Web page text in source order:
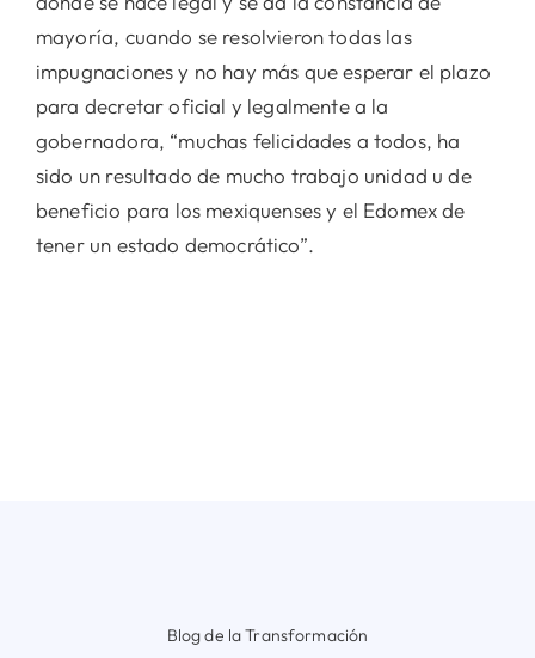
mayoría, cuando se resolvieron todas las
impugnaciones y no hay más que esperar el plazo
para decretar oficial y legalmente a la
gobernadora, “muchas felicidades a todos, ha
sido un resultado de mucho trabajo unidad u de
beneficio para los mexiquenses y el Edomex de
tener un estado democrático”.
Blog de la Transformación